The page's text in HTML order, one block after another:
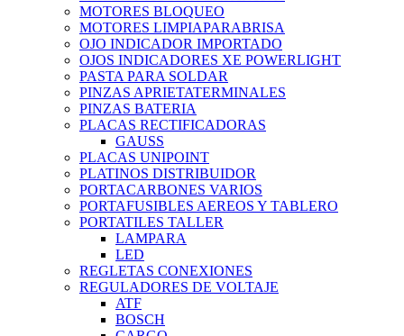
MOTORES BLOQUEO
MOTORES LIMPIAPARABRISA
OJO INDICADOR IMPORTADO
OJOS INDICADORES XE POWERLIGHT
PASTA PARA SOLDAR
PINZAS APRIETATERMINALES
PINZAS BATERIA
PLACAS RECTIFICADORAS
GAUSS
PLACAS UNIPOINT
PLATINOS DISTRIBUIDOR
PORTACARBONES VARIOS
PORTAFUSIBLES AEREOS Y TABLERO
PORTATILES TALLER
LAMPARA
LED
REGLETAS CONEXIONES
REGULADORES DE VOLTAJE
ATF
BOSCH